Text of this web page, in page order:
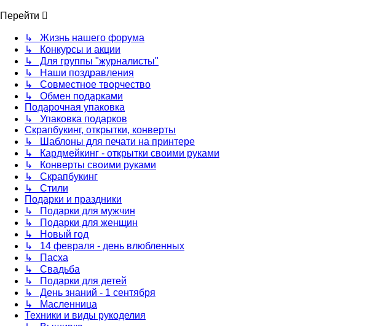
Перейти
↳ Жизнь нашего форума
↳ Конкурсы и акции
↳ Для группы "журналисты"
↳ Наши поздравления
↳ Совместное творчество
↳ Обмен подарками
Подарочная упаковка
↳ Упаковка подарков
Скрапбукинг, открытки, конверты
↳ Шаблоны для печати на принтере
↳ Кардмейкинг - открытки своими руками
↳ Конверты своими руками
↳ Скрапбукинг
↳ Стили
Подарки и праздники
↳ Подарки для мужчин
↳ Подарки для женщин
↳ Новый год
↳ 14 февраля - день влюбленных
↳ Пасха
↳ Свадьба
↳ Подарки для детей
↳ День знаний - 1 сентября
↳ Масленница
Техники и виды рукоделия